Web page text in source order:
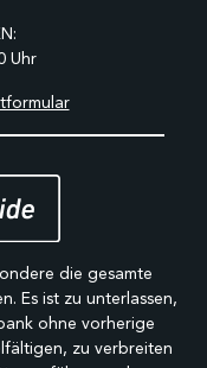
Uhr
die gesamte
Es ist zu unterlassen,
ohne vorherige
zu verbreiten